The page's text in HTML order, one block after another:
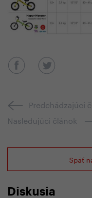
Predchádzajúci
Nasledujúci článok
Späť
Diskusia